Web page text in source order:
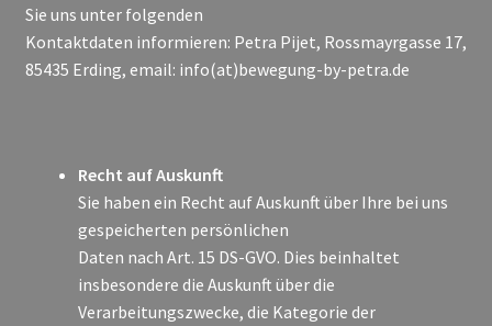
Sie uns unter folgenden
Kontaktdaten informieren: Petra Pijet, Rossmayrgasse 17,
85435 Erding, email: info(at)bewegung-by-petra.de
Recht auf Auskunft
Sie haben ein Recht auf Auskunft über Ihre bei uns
gespeicherten persönlichen
Daten nach Art. 15 DS-GVO. Dies beinhaltet
insbesondere die Auskunft über die
Verarbeitungszwecke, die Kategorie der